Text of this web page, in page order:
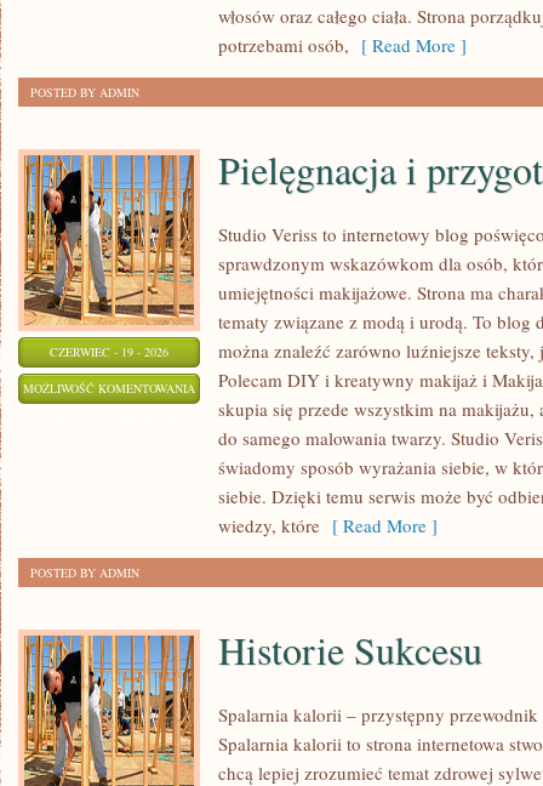
włosów oraz całego ciała. Strona
potrzebami osób, [ Read More ]
POSTED BY ADMIN
CZERWIEC - 19 - 2026
MOŻLIWOŚĆ KOMENTOWANIA PIELĘGNACJA
PRZYGOTOWANIE
SKÓRY
Pielęgnacja i
Studio Veriss to internetowy blog
sprawdzonym wskazówkom dla osób,
umiejętności makijażowe. Strona ma
tematy związane z modą i urodą. To blog
można znaleźć zarówno luźniejsze
Polecam DIY i kreatywny makijaż i
skupia się przede wszystkim na makijażu,
do samego malowania twarzy. Studio
świadomy sposób wyrażania siebie, w
siebie. Dzięki temu serwis może być
wiedzy, które [ Read More ]
POSTED BY ADMIN
Historie Sukcesu
Spalarnia kalorii – przystępny przewodnik
Spalarnia kalorii to strona internetowa
chcą lepiej zrozumieć temat zdrowej